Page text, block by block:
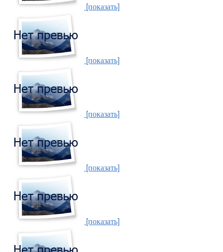
[показать]
[показать]
[показать]
[показать]
[показать]